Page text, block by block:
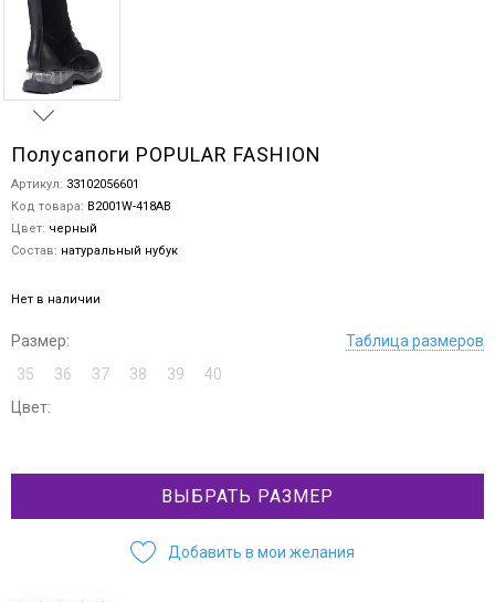
Полусапоги POPULAR FASHION
Артикул: 33102056601
Код товара: B2001W-418AB
Цвет: черный
Состав: натуральный нубук
Нет в наличии
Размер:
Таблица размеров
35
36 37 38 39
40
Цвет:
ВЫБРАТЬ РАЗМЕР
Добавить в мои желания